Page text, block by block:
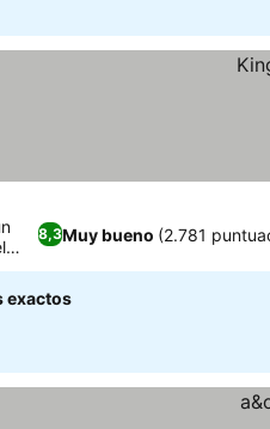
8,3Muy bueno (2.781
exactos